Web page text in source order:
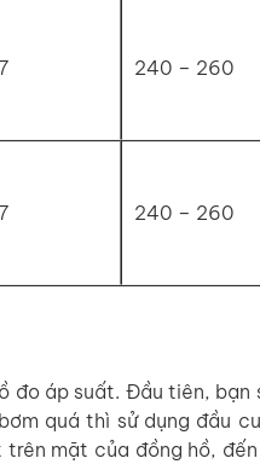
240 – 260
240 – 260
đo áp suất. Đầu tiên, bạn
quá thì sử dụng đầu
mặt của đồng hồ,